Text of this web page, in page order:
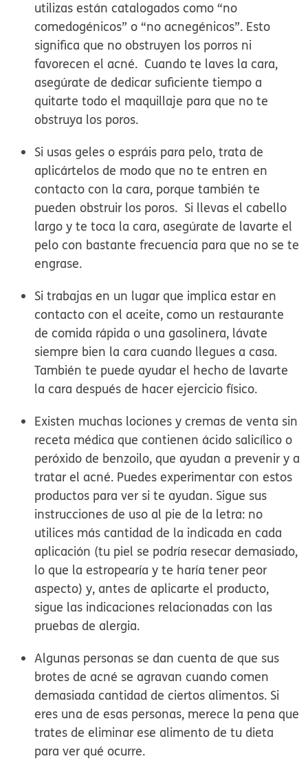
utilizas están catalogados como “no
comedogénicos” o “no acnegénicos”. Esto
significa que no obstruyen los porros ni
favorecen el acné. Cuando te laves la cara,
asegúrate de dedicar suficiente tiempo a
quitarte todo el maquillaje para que no te
obstruya los poros.
Si usas geles o espráis para pelo, trata de
aplicártelos de modo que no te entren en
contacto con la cara, porque también te
pueden obstruir los poros. Si llevas el cabello
largo y te toca la cara, asegúrate de lavarte el
pelo con bastante frecuencia para que no se te
engrase.
Si trabajas en un lugar que implica estar en
contacto con el aceite, como un restaurante
de comida rápida o una gasolinera, lávate
siempre bien la cara cuando llegues a casa.
También te puede ayudar el hecho de lavarte
la cara después de hacer ejercicio físico.
Existen muchas lociones y cremas de venta sin
receta médica que contienen ácido salicílico o
peróxido de benzoilo, que ayudan a prevenir y a
tratar el acné. Puedes experimentar con estos
productos para ver si te ayudan. Sigue sus
instrucciones de uso al pie de la letra: no
utilices más cantidad de la indicada en cada
aplicación (tu piel se podría resecar demasiado,
lo que la estropearía y te haría tener peor
aspecto) y, antes de aplicarte el producto,
sigue las indicaciones relacionadas con las
pruebas de alergia.
Algunas personas se dan cuenta de que sus
brotes de acné se agravan cuando comen
demasiada cantidad de ciertos alimentos. Si
eres una de esas personas, merece la pena que
trates de eliminar ese alimento de tu dieta
para ver qué ocurre.